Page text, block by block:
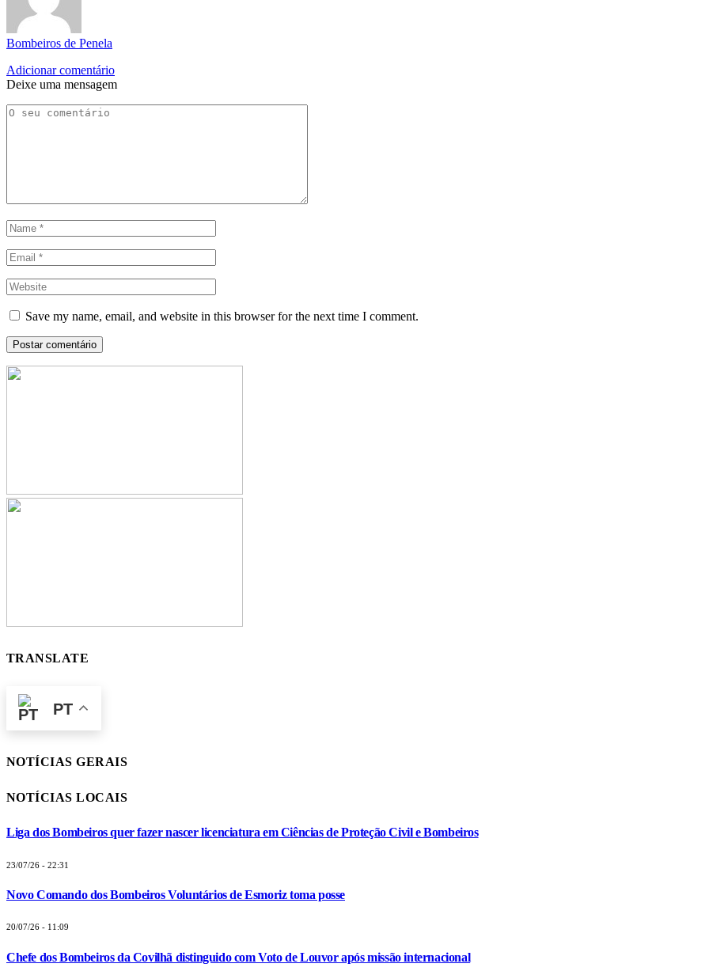
Bombeiros de Penela
Adicionar comentário
Deixe uma mensagem
Save my name, email, and website in this browser for the next time I comment.
TRANSLATE
PT
NOTÍCIAS GERAIS
NOTÍCIAS LOCAIS
Liga dos Bombeiros quer fazer nascer licenciatura em Ciências de Proteção Civil e Bombeiros
23/07/26 - 22:31
Novo Comando dos Bombeiros Voluntários de Esmoriz toma posse
20/07/26 - 11:09
Chefe dos Bombeiros da Covilhã distinguido com Voto de Louvor após missão internacional